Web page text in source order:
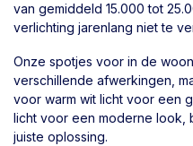
van gemiddeld 15.000 tot
verlichting jarenlang niet te
Onze spotjes voor in de
verschillende afwerkingen,
voor warm wit licht voor een
licht voor een moderne look,
juiste oplossing.